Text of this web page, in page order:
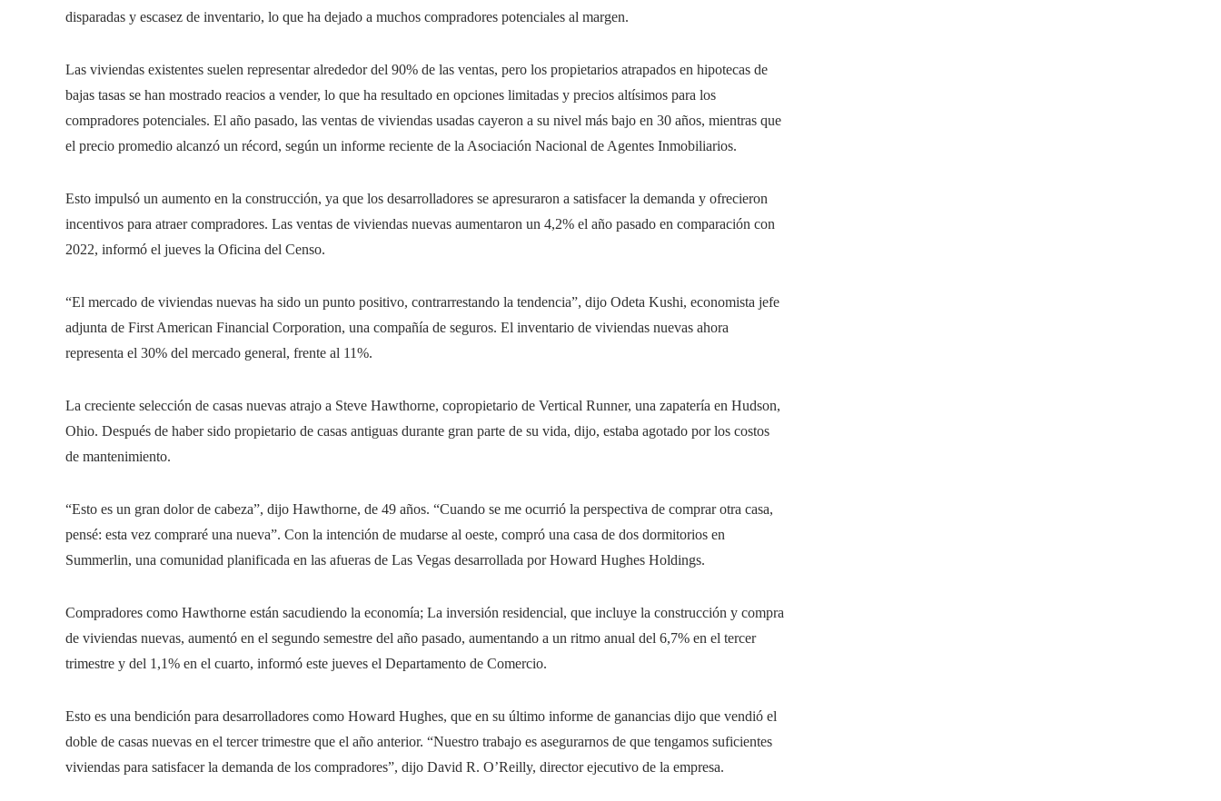
disparadas y escasez de inventario, lo que ha dejado a muchos compradores potenciales al margen.
Las viviendas existentes suelen representar alrededor del 90% de las ventas, pero los propietarios atrapados en hipotecas de
bajas tasas se han mostrado reacios a vender, lo que ha resultado en opciones limitadas y precios altísimos para los
compradores potenciales. El año pasado, las ventas de viviendas usadas cayeron a su nivel más bajo en 30 años, mientras que
el precio promedio alcanzó un récord, según un informe reciente de la Asociación Nacional de Agentes Inmobiliarios.
Esto impulsó un aumento en la construcción, ya que los desarrolladores se apresuraron a satisfacer la demanda y ofrecieron
incentivos para atraer compradores. Las ventas de viviendas nuevas aumentaron un 4,2% el año pasado en comparación con
2022, informó el jueves la Oficina del Censo.
“El mercado de viviendas nuevas ha sido un punto positivo, contrarrestando la tendencia”, dijo Odeta Kushi, economista jefe
adjunta de First American Financial Corporation, una compañía de seguros. El inventario de viviendas nuevas ahora
representa el 30% del mercado general, frente al 11%.
La creciente selección de casas nuevas atrajo a Steve Hawthorne, copropietario de Vertical Runner, una zapatería en Hudson,
Ohio. Después de haber sido propietario de casas antiguas durante gran parte de su vida, dijo, estaba agotado por los costos
de mantenimiento.
“Esto es un gran dolor de cabeza”, dijo Hawthorne, de 49 años. “Cuando se me ocurrió la perspectiva de comprar otra casa,
pensé: esta vez compraré una nueva”. Con la intención de mudarse al oeste, compró una casa de dos dormitorios en
Summerlin, una comunidad planificada en las afueras de Las Vegas desarrollada por Howard Hughes Holdings.
Compradores como Hawthorne están sacudiendo la economía; La inversión residencial, que incluye la construcción y compra
de viviendas nuevas, aumentó en el segundo semestre del año pasado, aumentando a un ritmo anual del 6,7% en el tercer
trimestre y del 1,1% en el cuarto, informó este jueves el Departamento de Comercio.
Esto es una bendición para desarrolladores como Howard Hughes, que en su último informe de ganancias dijo que vendió el
doble de casas nuevas en el tercer trimestre que el año anterior. “Nuestro trabajo es asegurarnos de que tengamos suficientes
viviendas para satisfacer la demanda de los compradores”, dijo David R. O’Reilly, director ejecutivo de la empresa.